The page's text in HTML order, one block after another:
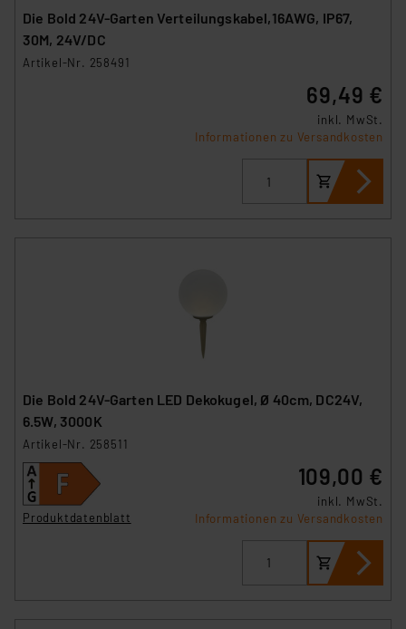
Die Bold 24V-Garten Verteilungskabel,16AWG, IP67,
30M, 24V/DC
Artikel-Nr. 258491
69,49 €
inkl. MwSt.
Informationen zu Versandkosten
Die Bold 24V-Garten LED Dekokugel, Ø 40cm, DC24V,
6.5W, 3000K
Artikel-Nr. 258511
Produktdatenblatt
109,00 €
inkl. MwSt.
Informationen zu Versandkosten